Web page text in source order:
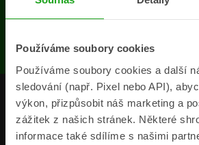
Používáme soubory cookies
Používáme soubory cookies a další
sledování (např. Pixel nebo API),
výkon, přizpůsobit náš marketing a
zážitek z našich stránek. Některé
informace také sdílíme s našimi
Produkty
Pojišťovny